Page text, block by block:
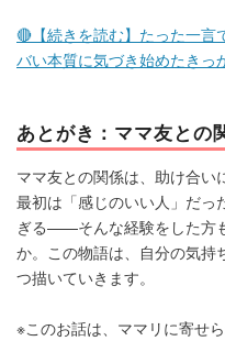
🔴【続きを読む】たった一
バい本質に気づき始めたきっ
あとがき：ママ友との
ママ友との関係は、助け合い
最初は「感じのいい人」だっ
ぎる——そんな経験をした方
か。この物語は、自分の気持
つ描いていきます。
※このお話は、ママリに寄せ